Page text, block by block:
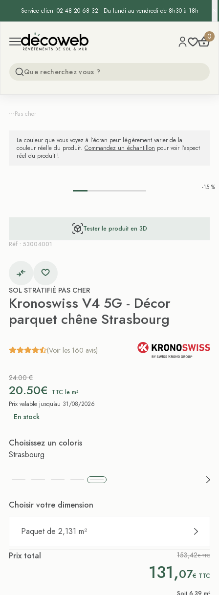
Service client 02 48 20 68 32 - Du lundi au vendredi de 8h30 à 18h
Open menu
Decoweb 0
...Pas cher
La couleur que vous voyez à l’écran peut légèrement varier de la
couleur réelle du produit. Commandez un échantillon pour voir l’aspect
réel du produit !
-15 %
Tester le produit en 3D
Réf : 53004001
SOL STRATIFIÉ PAS CHER
Kronoswiss V4 5G - Décor
parquet chêne Strasbourg
(Voir les 160 avis)
24.00 €
20.50€ TTC le m²
Prix valable jusqu'au 31/08/2026
En stock
Choisissez un coloris
Strasbourg
Choisir votre dimension
Paquet de 2,131 m²
Prix total 153,42€ TTC
131,07€ TTC